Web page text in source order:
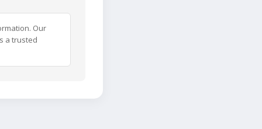
Our
a trusted